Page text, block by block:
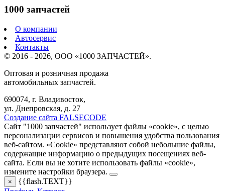
1000 запчастей
О компании
Автосервис
Контакты
© 2016 - 2026, ООО «1000 ЗАПЧАСТЕЙ».
Оптовая и розничная продажа
автомобильных запчастей.
690074, г. Владивосток,
ул. Днепровская, д. 27
Создание сайта FALSECODE
Сайт "1000 запчастей" использует файлы «cookie», с целью
персонализации сервисов и повышения удобства пользования
веб-сайтом. «Cookie» представляют собой небольшие файлы,
содержащие информацию о предыдущих посещениях веб-
сайта. Если вы не хотите использовать файлы «cookie»,
измените настройки браузера.
×
{{flash.TEXT}}